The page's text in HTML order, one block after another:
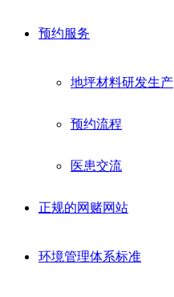
预约服务
地坪材料研发生产
预约流程
医患交流
正规的网赌网站
环境管理体系标准